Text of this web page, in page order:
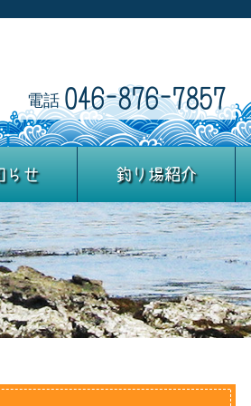
電話 046-876-7857
らせ 釣り場紹介